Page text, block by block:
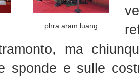
phra aram luang
ma
sponde e sulle